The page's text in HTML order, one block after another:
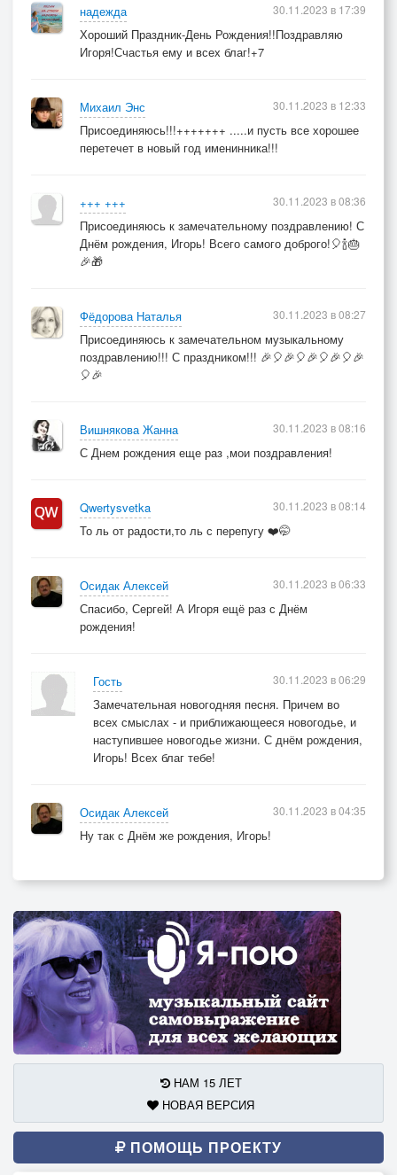
надежда
Хороший Праздник-День Рождения!!Поздравляю
Игоря!Счастья ему и всех благ!+7
30.11.2023 в 17:39
Михаил Энс
Присоединяюсь!!!+++++++ .....и пусть все хорошее
перетечет в новый год именинника!!!
30.11.2023 в 12:33
+++ +++
Присоединяюсь к замечательному поздравлению! С
Днём рождения, Игорь! Всего самого доброго!🎈🍾🎂
🎉🎁
30.11.2023 в 08:36
Фёдорова Наталья
Присоединяюсь к замечательном музыкальному
поздравлению!!! С праздником!!! 🎉🎈🎉🎈🎉🎈🎉🎈🎉
🎈🎉
30.11.2023 в 08:27
Вишнякова Жанна
С Днем рождения еще раз ,мои поздравления!
30.11.2023 в 08:16
Qwertysvetka
То ль от радости,то ль с перепугу ❤️🤭
30.11.2023 в 08:14
Осидак Алексей
Спасибо, Сергей! А Игоря ещё раз с Днём
рождения!
30.11.2023 в 06:33
Гость
Замечательная новогодняя песня. Причем во
всех смыслах - и приближающееся новогодье, и
наступившее новогодье жизни. С днём рождения,
Игорь! Всех благ тебе!
30.11.2023 в 06:29
Осидак Алексей
Ну так с Днём же рождения, Игорь!
30.11.2023 в 04:35
НАМ 15 ЛЕТ
НОВАЯ ВЕРСИЯ
ПОМОЩЬ ПРОЕКТУ